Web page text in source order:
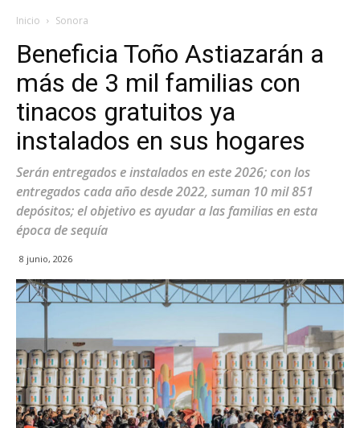
Inicio Sonora
Beneficia Toño Astiazarán a
más de 3 mil familias con
tinacos gratuitos ya
instalados en sus hogares
Serán entregados e instalados en este 2026; con los
entregados cada año desde 2022, suman 10 mil 851
depósitos; el objetivo es ayudar a las familias en esta
época de sequía
8 junio, 2026